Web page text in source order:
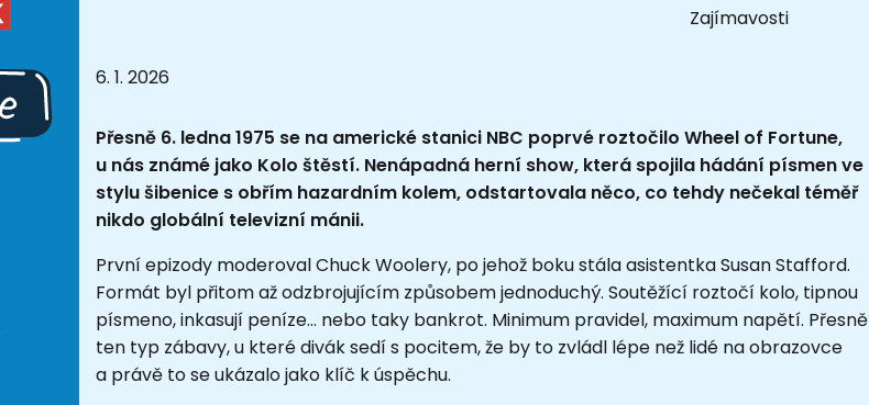
Zajímavosti
6. 1. 2026
Přesně 6. ledna 1975 se na americké stanici NBC poprvé roztočilo Wheel of Fortune,
u nás známé jako Kolo štěstí. Nenápadná herní show, která spojila hádání písmen ve
stylu šibenice s obřím hazardním kolem, odstartovala něco, co tehdy nečekal téměř
nikdo globální televizní mánii.
První epizody moderovalChuck Woolery, po jehož boku stála asistentkaSusan Stafford.
Formát byl přitom až odzbrojujícím způsobem jednoduchý. Soutěžící roztočí kolo, tipnou
písmeno, inkasují peníze… nebo taky bankrot. Minimum pravidel, maximum napětí. Přesně
ten typ zábavy, u které divák sedí s pocitem, že by to zvládl lépe než lidé na obrazovce
a právě to se ukázalo jako klíč k úspěchu.